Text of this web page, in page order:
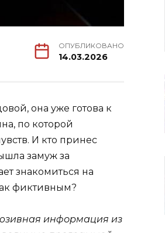
ОПУБЛИКОВАНО
14.03.2026
она уже готова к
по которой
И кто принес
замуж за
знакомиться на
фиктивным?
информация из